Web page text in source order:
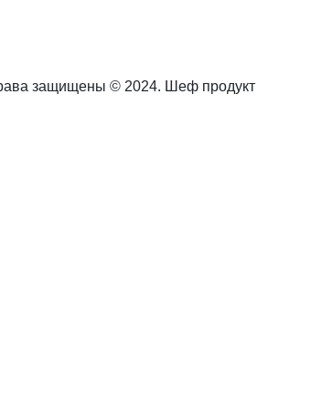
защищены © 2024. Шеф продукт